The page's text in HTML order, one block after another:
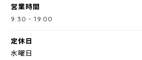
営業時間
9:30 -19:00
定休日
水曜日